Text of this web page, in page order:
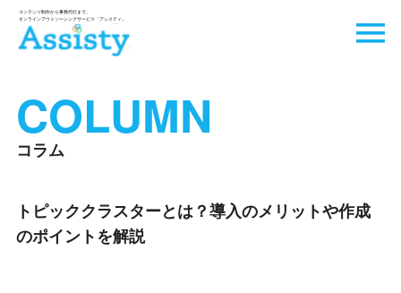
COLUMN
コラム
トピッククラスターとは？導入のメリットや作成
のポイントを解説